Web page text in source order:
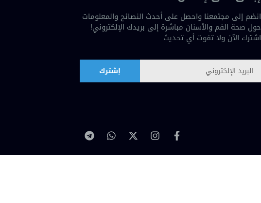
انضم إلى مجتمعنا واحصل على أحدث النصائح والمعلومات
حول صحة الفم والأسنان مباشرة إلى بريدك الإلكتروني!
اشترك الآن ولا تفوت أي تحديث
إشترك